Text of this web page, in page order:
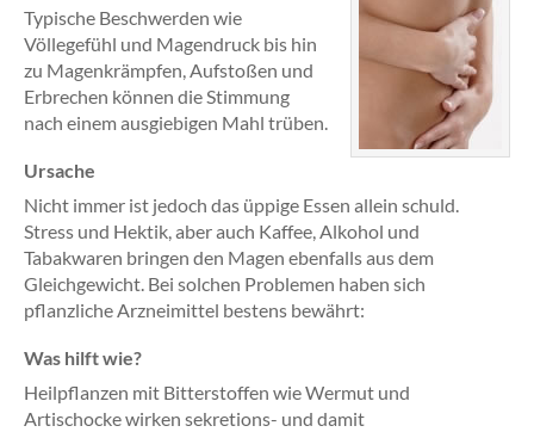
Typische Beschwerden wie
Völlegefühl und Magendruck bis hin
zu Magenkrämpfen, Aufstoßen und
Erbrechen können die Stimmung
nach einem ausgiebigen Mahl trüben.
Ursache
Nicht immer ist jedoch das üppige Essen allein schuld.
Stress und Hektik, aber auch Kaffee, Alkohol und
Tabakwaren bringen den Magen ebenfalls aus dem
Gleichgewicht. Bei solchen Problemen haben sich
pflanzliche Arzneimittel bestens bewährt:
Was hilft wie?
Heilpflanzen mit Bitterstoffen wie Wermut und
Artischocke wirken sekretions- und damit